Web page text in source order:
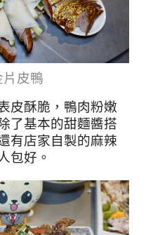
片皮鴨
皮酥脆，鴨肉粉嫩
了基本的甜麵醬搭
有店家自製的麻辣
包好。